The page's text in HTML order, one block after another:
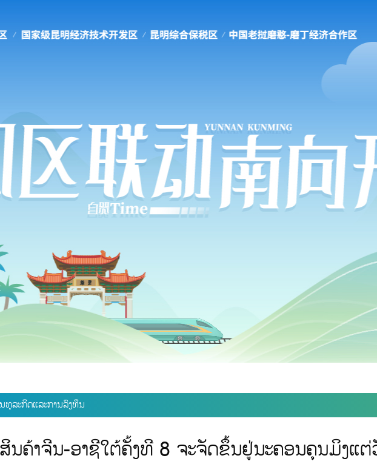
ທຸລະກິດແລະການລົງທຶນ
ສິນຄ້າຈີນ-ອາຊີໃຕ້ຄັ້ງທີ 8 ຈະຈັດຂຶ້ນຢູ່ນະຄອນຄຸນມິງ